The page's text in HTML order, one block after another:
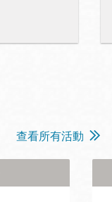
查看所有活動